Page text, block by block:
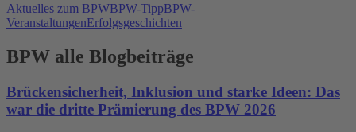
Aktuelles zum BPWBPW-TippBPW-
VeranstaltungenErfolgsgeschichten
BPW alle Blogbeiträge
Brückensicherheit, Inklusion und starke Ideen: Das
war die dritte Prämierung des BPW 2026